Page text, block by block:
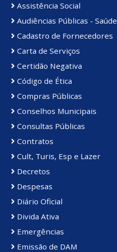
Assistência Social
Audiências Públicas - Saúde
Cadastro de Fornecedores
Carta de Serviços
Certidão Negativa
Código de Ética
Compras Públicas
Conselhos Municipais
Consultas Públicas
Contratos
Cult, Turis, Esp e Lazer
Decretos
Despesas
Diário Oficial
Divida Ativa
Emergências
Emissão de DAM